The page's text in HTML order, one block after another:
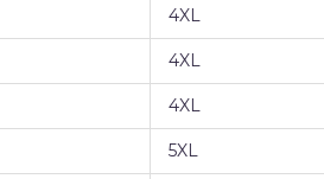
4XL
4XL
4XL
5XL